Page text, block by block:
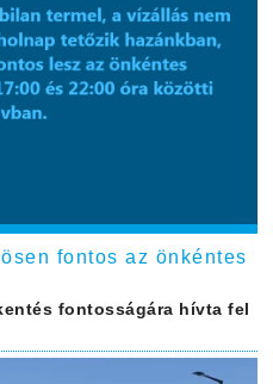
fontos az önkéntes
fontosságára hívta fel